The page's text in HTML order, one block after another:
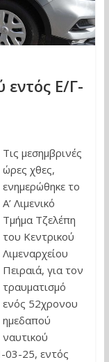
εντός Ε/Γ-
Τις μεσημβρινές
ώρες χθες,
ενημερώθηκε το
Α’ Λιμενικό
Τμήμα Τζελέπη
του Κεντρικού
Λιμεναρχείου
Πειραιά, για τον
τραυματισμό
ενός 52χρονου
ημεδαπού
ναυτικού
03-25, εντός